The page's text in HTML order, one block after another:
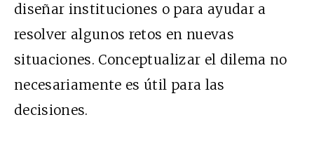
diseñar instituciones o para ayudar a
resolver algunos retos en nuevas
situaciones. Conceptualizar el dilema no
necesariamente es útil para las
decisiones.